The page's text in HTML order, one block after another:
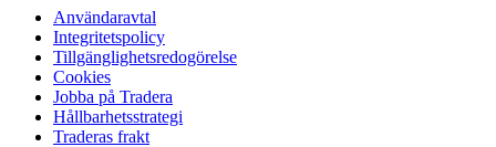
Användaravtal
Integritetspolicy
Tillgänglighetsredogörelse
Cookies
Jobba på Tradera
Hållbarhetsstrategi
Traderas frakt